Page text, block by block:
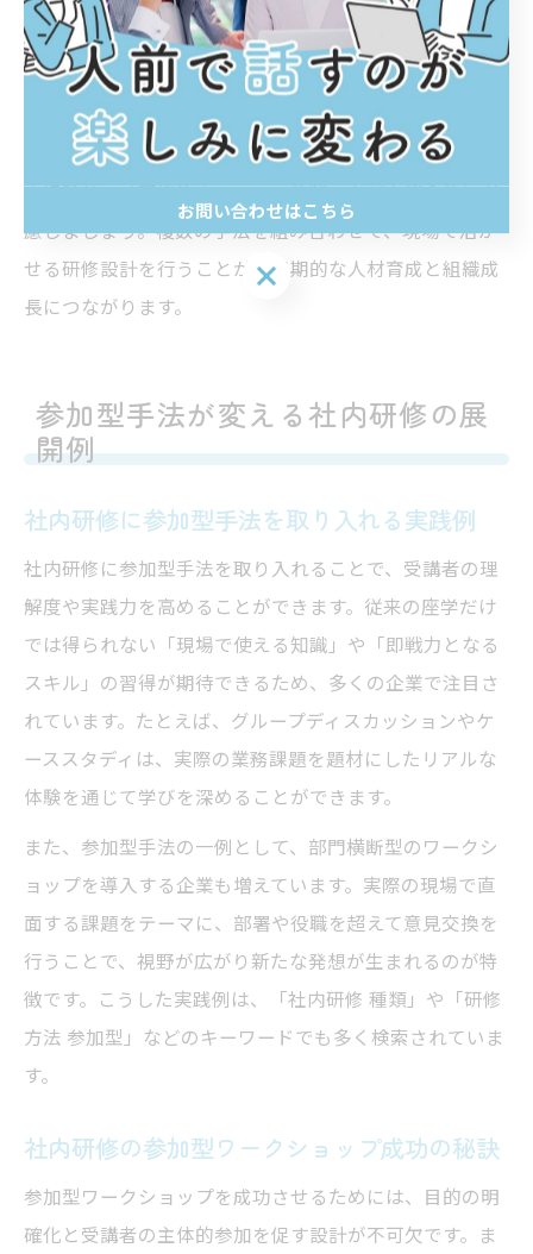
め、多拠点展開や自律的学習に向いています。ワークシ
ョップや参加型研修は、参加者同士の相互学習やコミュ
ニケーション力向上に効果的です。
選定ポイントとして、「何を解決したいのか」「受講者
の経験値」「研修後のフォロー体制」などを総合的に考
慮しましょう。複数の手法を組み合わせて、現場で活か
せる研修設計を行うことが、長期的な人材育成と組織成
長につながります。
参加型手法が変える社内研修の展
開例
社内研修に参加型手法を取り入れる実践例
社内研修に参加型手法を取り入れることで、受講者の理
解度や実践力を高めることができます。従来の座学だけ
では得られない「現場で使える知識」や「即戦力となる
スキル」の習得が期待できるため、多くの企業で注目さ
れています。たとえば、グループディスカッションやケ
ーススタディは、実際の業務課題を題材にしたリアルな
体験を通じて学びを深めることができます。
また、参加型手法の一例として、部門横断型のワークシ
ョップを導入する企業も増えています。実際の現場で直
面する課題をテーマに、部署や役職を超えて意見交換を
行うことで、視野が広がり新たな発想が生まれるのが特
徴です。こうした実践例は、「社内研修 種類」や「研修
方法 参加型」などのキーワードでも多く検索されていま
す。
社内研修の参加型ワークショップ成功の秘訣
参加型ワークショップを成功させるためには、目的の明
確化と受講者の主体的参加を促す設計が不可欠です。ま
お問い合わせはこちら
お問い合わせはこちら